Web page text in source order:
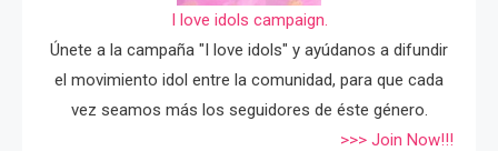
I love idols campaign.
Únete a la campaña "I love idols" y ayúdanos a difundir
el movimiento idol entre la comunidad, para que cada
vez seamos más los seguidores de éste género.
>>> Join Now!!!